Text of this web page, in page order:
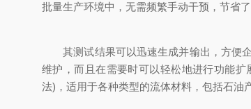
批量生产环境中，无需频繁手动干预，节省
其测试结果可以迅速生成并输出，方便企
维护，而且在需要时可以轻松地进行功能
法)，适用于各种类型的流体材料，包括石油